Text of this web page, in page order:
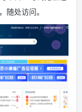
随处访问。